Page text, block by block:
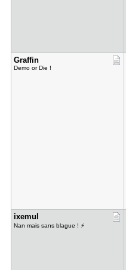
Graffin
Demo or Die !
ixemul
Nan mais sans blague ! ⚡